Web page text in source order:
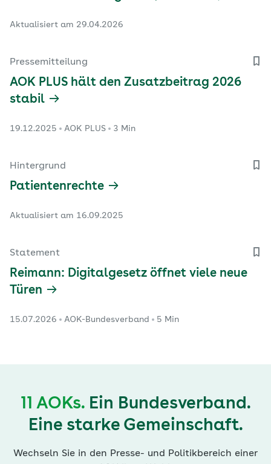
Aktualisiert am 29.04.2026
Pressemitteilung
AOK PLUS hält den Zusatzbeitrag 2026
stabil
19.12.2025 AOK PLUS 3 Min
Hintergrund
Patientenrechte
Aktualisiert am 16.09.2025
Statement
Reimann: Digitalgesetz öffnet viele neue
Türen
15.07.2026 AOK-Bundesverband 5 Min
11 AOKs.Ein Bundesverband.
Eine starke Gemeinschaft.
Wechseln Sie in den Presse- und Politikbereich einer